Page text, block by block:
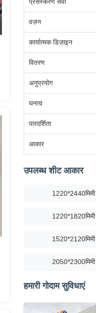
वज़न
कार्यात्मक डिज़ाइन
वितरण
अनुप्रयोग
घनत्व
पारदर्शिता
आकार
उपलब्ध शीट आकार
1220*2440मिमी
1220*1820मिमी
1520*2120मिमी
2050*2300मिमी
हमारी गोदाम सुविधाएं